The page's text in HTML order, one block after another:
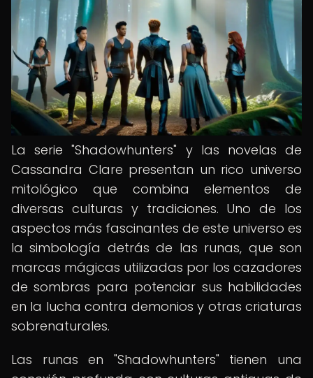
La serie "Shadowhunters" y las novelas de
Cassandra Clare presentan un rico universo
mitológico que combina elementos de
diversas culturas y tradiciones. Uno de los
aspectos más fascinantes de este universo es
la simbología detrás de las runas, que son
marcas mágicas utilizadas por los cazadores
de sombras para potenciar sus habilidades
en la lucha contra demonios y otras criaturas
sobrenaturales.
Las runas en "Shadowhunters" tienen una